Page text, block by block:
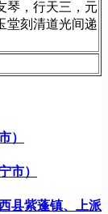
琴，行天三，元
堂刻清道光间递
）
市）
县紫蓬镇、上派